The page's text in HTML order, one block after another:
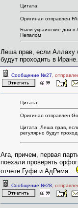
Цитата:
Оригинал отправлен
Были украинские дни
Непалом
Леша прав, если Аллаху
будут проходить в Иране.
Сообщение №27 ,
Цитата:
Оригинал отправлен
Цитата: Леша прав,
регулярно будут
Ага, причем, первая
поехали проверять
отчете Гуфи и АдРема...
Сообщение №28 ,